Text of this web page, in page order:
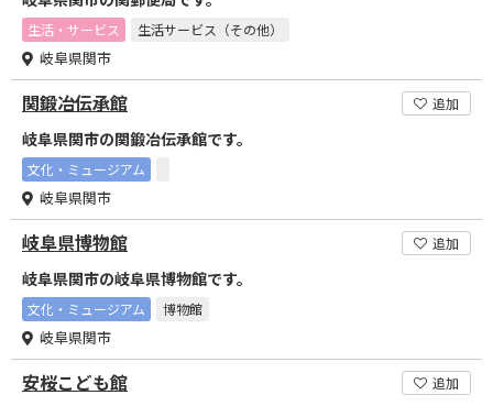
生活・サービス 生活サービス（その他）
岐阜県関市
関鍛冶伝承館 追加
岐阜県関市の関鍛冶伝承館です。
文化・ミュージアム
岐阜県関市
岐阜県博物館 追加
岐阜県関市の岐阜県博物館です。
文化・ミュージアム 博物館
岐阜県関市
安桜こども館 追加